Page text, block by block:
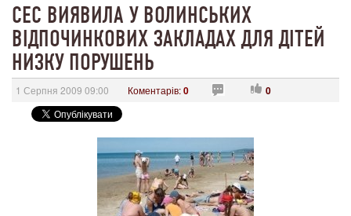
СЕС ВИЯВИЛА У ВОЛИНСЬКИХ
ВІДПОЧИНКОВИХ ЗАКЛАДАХ ДЛЯ ДІТЕЙ
НИЗКУ ПОРУШЕНЬ
1 Серпня 2009 09:00 Коментарів:0 0